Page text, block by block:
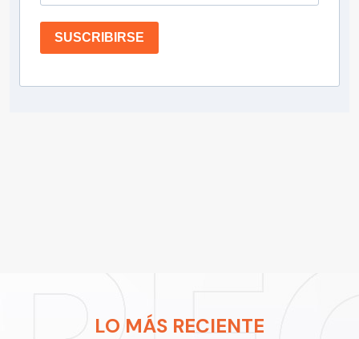
SUSCRIBIRSE
LO MÁS RECIENTE